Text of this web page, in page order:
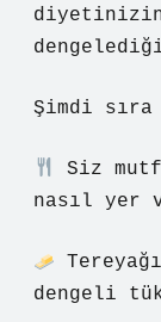
Şimdi
Siz
nasıl yer
dengeli